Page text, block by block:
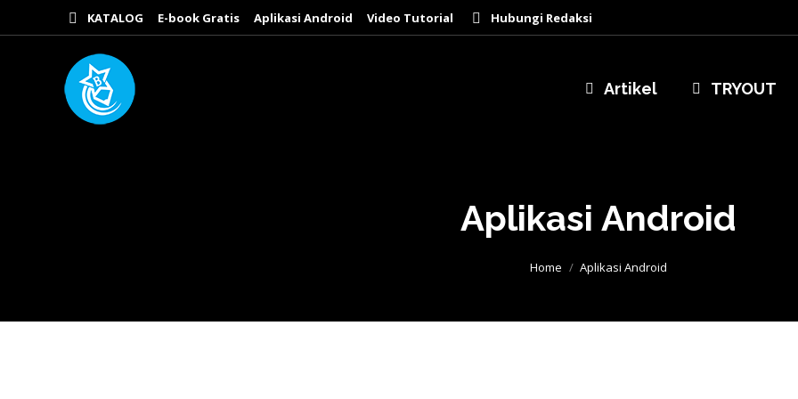
KATALOG E-book Gratis Aplikasi Android Video Tutorial Hubungi Redaksi
Artikel TRYOUT
Aplikasi Android
You are here:
Home Aplikasi Android